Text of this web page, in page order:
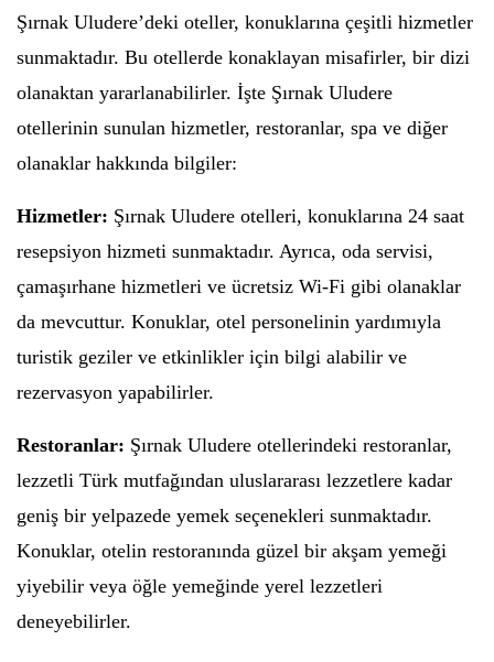
Şırnak Uludere’deki oteller, konuklarına çeşitli hizmetler
sunmaktadır. Bu otellerde konaklayan misafirler, bir dizi
olanaktan yararlanabilirler. İşte Şırnak Uludere
otellerinin sunulan hizmetler, restoranlar, spa ve diğer
olanaklar hakkında bilgiler:
Hizmetler: Şırnak Uludere otelleri, konuklarına 24 saat
resepsiyon hizmeti sunmaktadır. Ayrıca, oda servisi,
çamaşırhane hizmetleri ve ücretsiz Wi-Fi gibi olanaklar
da mevcuttur. Konuklar, otel personelinin yardımıyla
turistik geziler ve etkinlikler için bilgi alabilir ve
rezervasyon yapabilirler.
Restoranlar: Şırnak Uludere otellerindeki restoranlar,
lezzetli Türk mutfağından uluslararası lezzetlere kadar
geniş bir yelpazede yemek seçenekleri sunmaktadır.
Konuklar, otelin restoranında güzel bir akşam yemeği
yiyebilir veya öğle yemeğinde yerel lezzetleri
deneyebilirler.